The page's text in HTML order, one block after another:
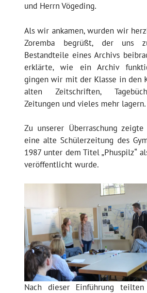
und Herrn Vögeding.
Als wir ankamen, wurden wir
Zoremba begrüßt, der uns
Bestandteile eines Archivs
erklärte, wie ein Archiv
gingen wir mit der Klasse in den
alten Zeitschriften,
Zeitungen und vieles mehr lagern.
Zu unserer Überraschung
eine alte Schülerzeitung des
1987 unter dem Titel „Phuspilz“
veröffentlicht wurde.
Nach dieser Einführung